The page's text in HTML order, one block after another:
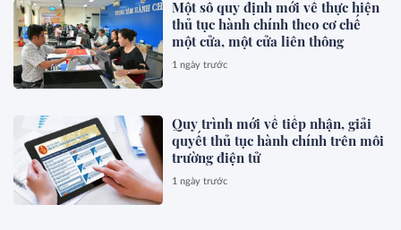
Một số quy định mới về thực hiện
thủ tục hành chính theo cơ chế
một cửa, một cửa liên thông
1 ngày trước
Quy trình mới về tiếp nhận, giải
quyết thủ tục hành chính trên môi
trường điện tử
1 ngày trước